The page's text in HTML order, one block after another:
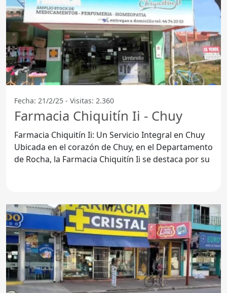
Fecha: 21/2/25 - Visitas: 2.360
Farmacia Chiquitín Ii - Chuy
Farmacia Chiquitín Ii: Un Servicio Integral en Chuy
Ubicada en el corazón de Chuy, en el Departamento
de Rocha, la Farmacia Chiquitín Ii se destaca por su